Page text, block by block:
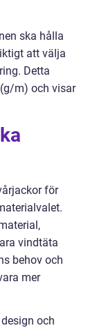
ska hålla
att välja
Detta
m) och visar
för
vindtäta
behov och
mer
och